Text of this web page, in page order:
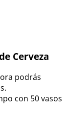
Cerveza
podrás
con 50 vasos